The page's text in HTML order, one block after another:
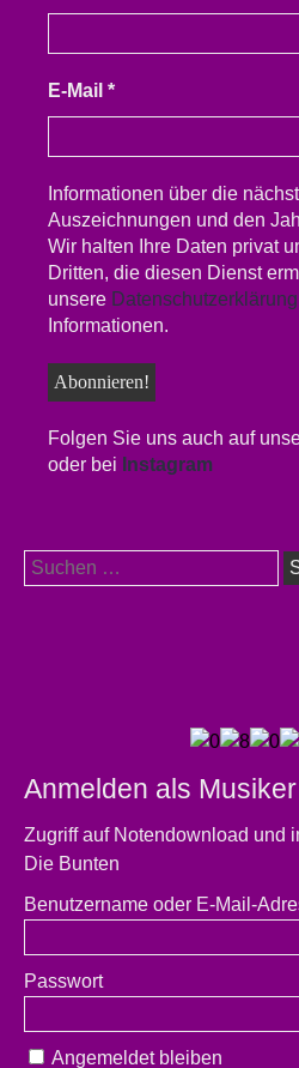
E-Mail *
Informationen über die
Auszeichnungen und den
Wir halten Ihre Daten privat
Dritten, die diesen Dienst
unsere Datenschutzerklärung
Informationen.
Folgen Sie uns auch auf
oder bei Instagram
Suchen
nach:
Anmelden als Musiker
Zugriff auf Notendownload und
Die Bunten
Benutzername oder E-Mail-
Passwort
Angemeldet bleiben